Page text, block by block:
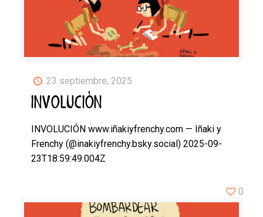
23 septiembre, 2025
INVOLUCIÓN
INVOLUCIÓN www.iñakiyfrenchy.com — Iñaki y
Frenchy (@inakiyfrenchy.bsky.social) 2025-09-
23T18:59:49.004Z
0